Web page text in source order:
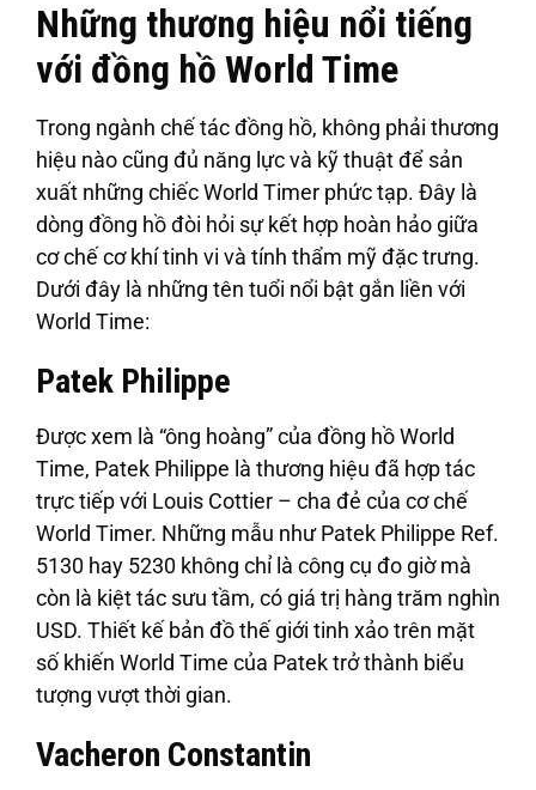
Những thương hiệu nổi tiếng
với đồng hồ World Time
Trong ngành chế tác đồng hồ, không phải thương
hiệu nào cũng đủ năng lực và kỹ thuật để sản
xuất những chiếc World Timer phức tạp. Đây là
dòng đồng hồ đòi hỏi sự kết hợp hoàn hảo giữa
cơ chế cơ khí tinh vi và tính thẩm mỹ đặc trưng.
Dưới đây là những tên tuổi nổi bật gắn liền với
World Time:
Patek Philippe
Được xem là “ông hoàng” của đồng hồ World
Time, Patek Philippe là thương hiệu đã hợp tác
trực tiếp với Louis Cottier – cha đẻ của cơ chế
World Timer. Những mẫu như Patek Philippe Ref.
5130 hay 5230 không chỉ là công cụ đo giờ mà
còn là kiệt tác sưu tầm, có giá trị hàng trăm nghìn
USD. Thiết kế bản đồ thế giới tinh xảo trên mặt
số khiến World Time của Patek trở thành biểu
tượng vượt thời gian.
Vacheron Constantin